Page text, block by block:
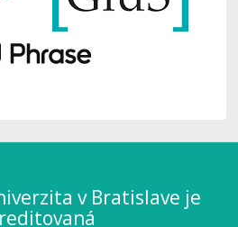
v Bratislave je